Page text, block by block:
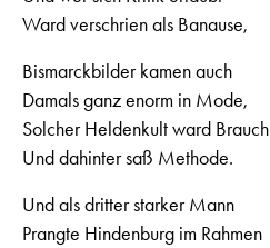
Ward verschrien als Banause,
Bismarckbilder kamen auch
Damals ganz enorm in Mode,
Solcher Heldenkult ward Brauch
Und dahinter saß Methode.
Und als dritter starker Mann
Prangte Hindenburg im Rahmen